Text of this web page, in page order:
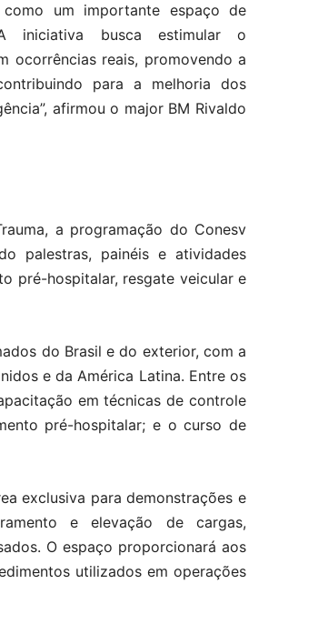
um importante espaço de
iniciativa busca estimular o
ocorrências reais, promovendo a
para a melhoria dos
afirmou o major BM Rivaldo
a programação do Conesv
palestras, painéis e atividades
pré-hospitalar, resgate veicular e
do Brasil e do exterior, com a
e da América Latina. Entre os
em técnicas de controle
pré-hospitalar; e o curso de
exclusiva para demonstrações e
e elevação de cargas,
O espaço proporcionará aos
utilizados em operações